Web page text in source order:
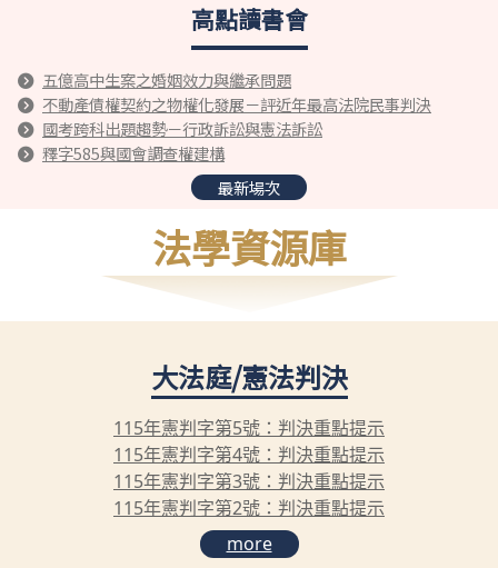
高點讀書會
五億高中生案之婚姻效力與繼承問題
不動產債權契約之物權化發展－評近年最高法院民事判決
國考跨科出題趨勢－行政訴訟與憲法訴訟
釋字585與國會調查權建構
最新場次
法學資源庫
大法庭/憲法判決
115年憲判字第5號：判決重點提示
115年憲判字第4號：判決重點提示
115年憲判字第3號：判決重點提示
115年憲判字第2號：判決重點提示
more